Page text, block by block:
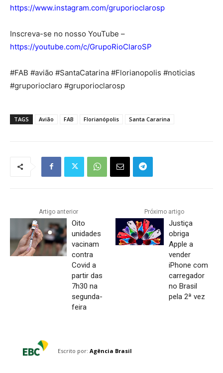
https://www.instagram.com/gruporioclarosp
Inscreva-se no nosso YouTube –
https://youtube.com/c/GrupoRioClaroSP
#FAB #avião #SantaCatarina #Florianopolis #noticias
#gruporioclaro #gruporioclarosp
TAGS Avião FAB Florianópolis Santa Cararina
Artigo anterior
Oito
unidades
vacinam
contra
Covid a
partir das
7h30 na
segunda-
feira
Próximo artigo
Justiça
obriga
Apple a
vender
iPhone com
carregador
no Brasil
pela 2ª vez
Escrito por: Agência Brasil